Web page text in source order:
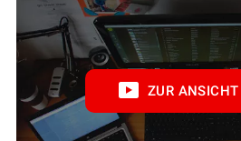
ZUR ANSICHT